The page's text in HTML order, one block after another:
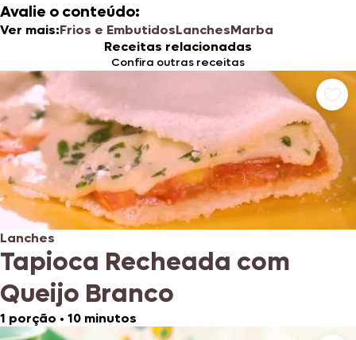
Avalie o conteúdo:
Ver mais:Frios e EmbutidosLanchesMarba
Receitas relacionadas
Confira outras receitas
Lanches
Tapioca Recheada com
Queijo Branco
1 porção • 10 minutos